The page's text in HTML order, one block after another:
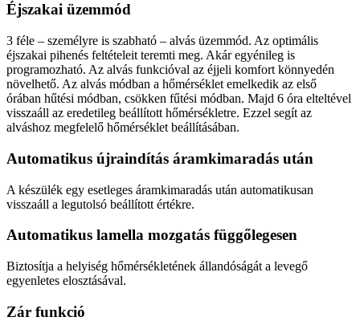
Éjszakai üzemmód
3 féle – személyre is szabható – alvás üzemmód. Az optimális
éjszakai pihenés feltételeit teremti meg. Akár egyénileg is
programozható. Az alvás funkcióval az éjjeli komfort könnyedén
növelhető. Az alvás módban a hőmérséklet emelkedik az első
órában hűtési módban, csökken fűtési módban. Majd 6 óra elteltével
visszaáll az eredetileg beállított hőmérsékletre. Ezzel segít az
alváshoz megfelelő hőmérséklet beállításában.
Automatikus újraindítás áramkimaradás után
A készülék egy esetleges áramkimaradás után automatikusan
visszaáll a legutolsó beállított értékre.
Automatikus lamella mozgatás függőlegesen
Biztosítja a helyiség hőmérsékletének állandóságát a levegő
egyenletes elosztásával.
Zár funkció